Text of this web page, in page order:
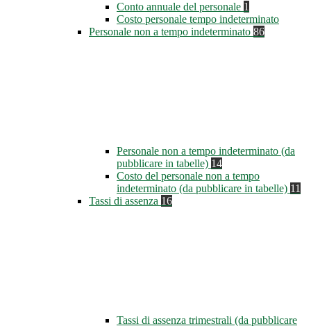
Conto annuale del personale 1
Costo personale tempo indeterminato
Personale non a tempo indeterminato 86
Personale non a tempo indeterminato (da
pubblicare in tabelle) 14
Costo del personale non a tempo
indeterminato (da pubblicare in tabelle) 11
Tassi di assenza 16
Tassi di assenza trimestrali (da pubblicare